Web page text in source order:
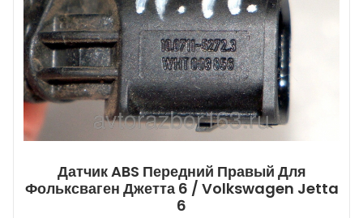
Датчик ABS Передний Правый Для
Фольксваген Джетта 6 / Volkswagen Jetta
6